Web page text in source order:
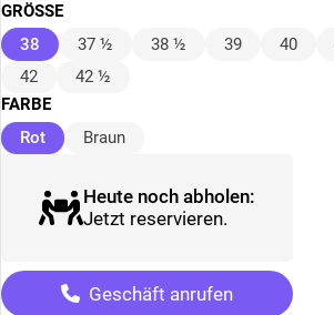
GRÖSSE
38 (ausgewählt)
37 ½ 38 ½ 39 40
42
42 ½
FARBE
Rot(ausgewählt)
Braun
Heute noch abholen:
Jetzt reservieren.
Geschäft anrufen